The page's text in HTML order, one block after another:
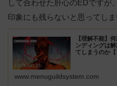
して合わせた肝心のEDですが
印象にも残らないと思ってしま
【理解不能】
ンディングは
てしまうのか【
www.menuguildsystem.com